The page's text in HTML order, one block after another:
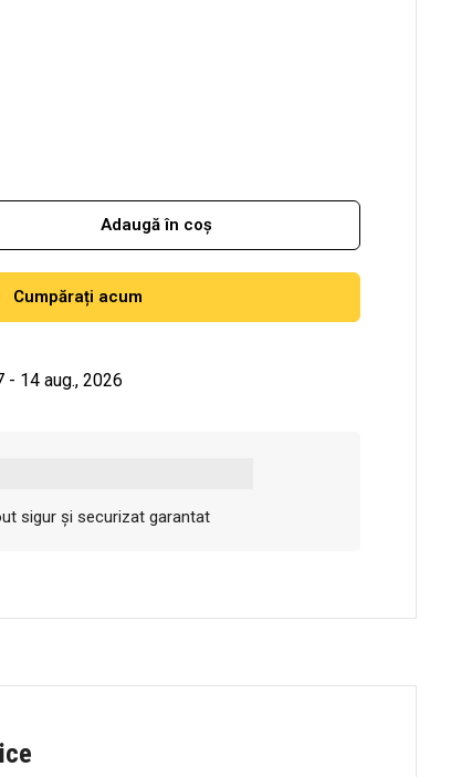
Adaugă în coș
Cumpărați acum
- 14 aug., 2026
sigur și securizat garantat